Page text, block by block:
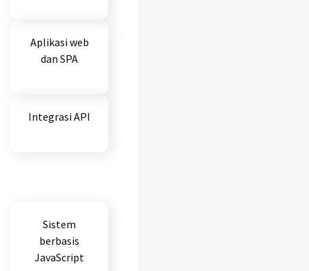
Aplikasi web
dan SPA
Integrasi API
Sistem
berbasis
JavaScript